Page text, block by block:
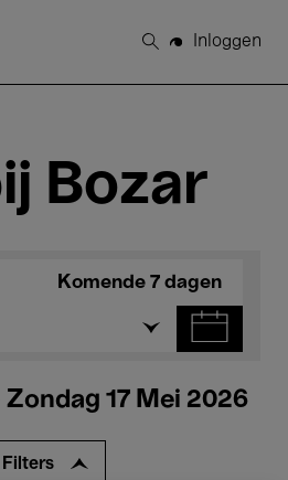
Zoeken
Inloggen
Bozar
Komende 7 dagen
17 Mei 2026
Filters